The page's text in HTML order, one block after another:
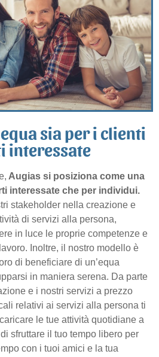
sia per i clienti
interessate
Augias si posiziona come una
interessate che per individui.
stakeholder nella creazione e
di servizi alla persona,
in luce le proprie competenze e
Inoltre, il nostro modello è
di beneficiare di un’equa
in maniera serena. Da parte
e i nostri servizi a prezzo
relativi ai servizi alla persona ti
le tue attività quotidiane a
sfruttare il tuo tempo libero per
con i tuoi amici e la tua